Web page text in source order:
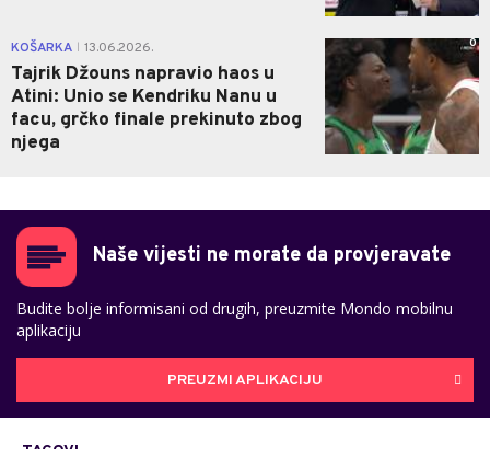
KOŠARKA 13.06.2026.
Tajrik Džouns napravio haos u
Atini: Unio se Kendriku Nanu u
facu, grčko finale prekinuto zbog
njega
0
Naše vijesti ne morate da provjeravate
Budite bolje informisani od drugih, preuzmite Mondo mobilnu
aplikaciju
PREUZMI APLIKACIJU